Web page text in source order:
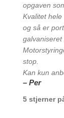
opgaven
Kvalitet
og så er
galvaniseret
stop.
Kan kun
– Per
5 stjerner